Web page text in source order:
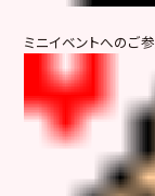
ミニイベントへのご